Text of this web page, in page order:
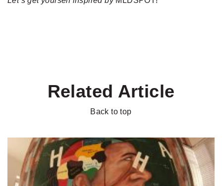
Related Article
Back to top